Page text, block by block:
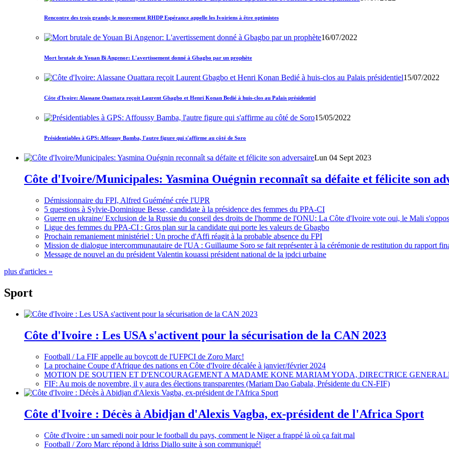
Rencontre des trois grands; le mouvement RHDP Espérance appelle les Ivoiriens à être optimistes
16/07/2022
Mort brutale de Youan Bi Angenor: L'avertissement donné à Gbagbo par un prophète
15/07/2022
Côte d'Ivoire: Alassane Ouattara reçoit Laurent Gbagbo et Henri Konan Bedié à huis-clos au Palais présidentiel
15/05/2022
Présidentiables à GPS: Affoussy Bamba, l'autre figure qui s'affirme au côté de Soro
Lun 04 Sept 2023
Côte d'Ivoire/Municipales: Yasmina Ouégnin reconnaît sa défaite et félicite son
Démissionnaire du FPI, Alfred Guéméné crée l'UPR
5 questions à Sylvie-Dominique Besse, candidate à la présidence des femmes du PPA-CI
Guerre en ukraine/ Exclusion de la Russie du conseil des droits de l'homme de l'ONU: La Côte d'Ivoire vote oui, le Mali
Ligue des femmes du PPA-CI : Gros plan sur la candidate qui porte les valeurs de Gbagbo
Prochain remaniement ministériel : Un proche d'Affi réagit à la probable absence du FPI
Mission de dialogue intercommunautaire de l'UA : Guillaume Soro se fait représenter à la cérémonie de restitution du rapport
Message de nouvel an du président Valentin kouassi président national de la jpdci urbaine
plus d'articles »
Sport
Côte d'Ivoire : Les USA s'activent pour la sécurisation de la CAN 2023
Football / La FIF appelle au boycott de l'UFPCI de Zoro Marc!
La prochaine Coupe d'Afrique des nations en Côte d'Ivoire décalée à janvier/février 2024
MOTION DE SOUTIEN ET D'ENCOURAGEMENT A MADAME KONE MARIAM YODA, DIRECTRICE
FIF: Au mois de novembre, il y aura des élections transparentes (Mariam Dao Gabala, Présidente du CN-FIF)
Côte d'Ivoire : Décès à Abidjan d'Alexis Vagba, ex-président de l'Africa Sport
Côte d'Ivoire : un samedi noir pour le football du pays, comment le Niger a frappé là où ça fait mal
Football / Zoro Marc répond à Idriss Diallo suite à son communiqué!